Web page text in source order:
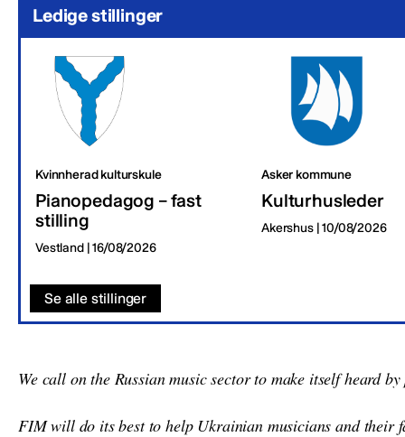
Ledige stillinger
Kvinnherad kulturskule
Pianopedagog – fast
stilling
Vestland | 16/08/2026
Asker kommune
Kulturhusleder
Akershus | 10/08/2026
Se alle stillinger
We call on the Russian music sector to make itself heard
FIM will do its best to help Ukrainian musicians and their